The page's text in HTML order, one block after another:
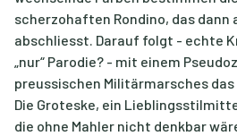
scherzohaften Rondino, das
abschliesst. Darauf folgt - echte
„nur“ Parodie? - mit einem
preussischen Militärmarsches
Die Groteske, ein
die ohne Mahler nicht denkbar